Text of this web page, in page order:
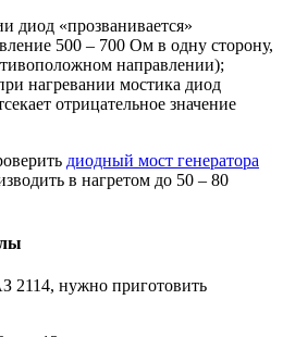
диод «прозванивается»
500 – 700 Ом в одну сторону,
направлении);
нагревании мостика диод
отрицательное значение
диодный мост генератора
в нагретом до 50 – 80
2114, нужно приготовить